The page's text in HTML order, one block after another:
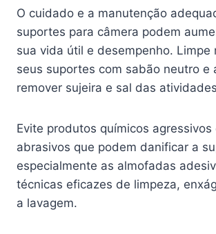
O cuidado e a manutenção
suportes para câmera podem
sua vida útil e desempenho. Limpe
seus suportes com sabão neutro e
remover sujeira e sal das
Evite produtos químicos agressivos
abrasivos que podem danificar a
especialmente as almofadas
técnicas eficazes de limpeza,
a lavagem.